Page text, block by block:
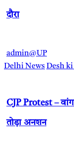
दौरा
admin@UP
Delhi NewsDesh
CJP Protest –
तोड़ा अनशन